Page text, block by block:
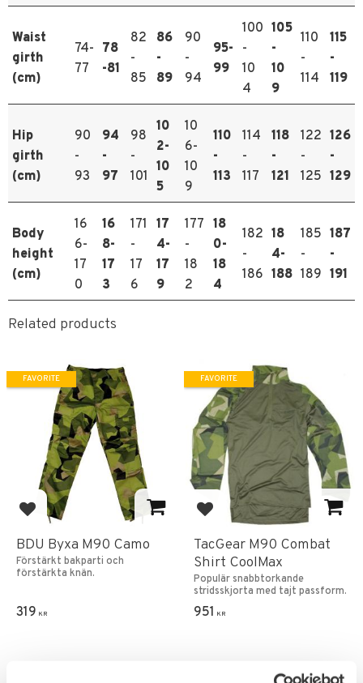
Waist
girth
(cm)
74-
77
78
-81
82
-
85
86
-
89
90
-
94
95-
99
100
-
10
4
105
-
10
9
110
-
114
115
-
119
Hip
girth
(cm)
90
-
93
94
-
97
98
-
101
10
2-
10
5
10
6-
10
9
110
-
113
114
-
117
118
-
121
122
-
125
126
-
129
Body
height
(cm)
16
6-
17
0
16
8-
17
3
171
-
17
6
17
4-
17
9
177
-
18
2
18
0-
18
4
182
-
186
18
4-
188
185
-
189
187
-
191
Related products
Add to favorites
BDU Byxa M90 Camo
Förstärkt bakparti och
förstärkta knän.
319 KR
FAVORITE
Add to favorites
TacGear M90 Combat
Shirt CoolMax
Populär snabbtorkande
stridsskjorta med tajt passform.
951 KR
FAVORITE